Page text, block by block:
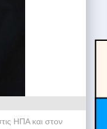
ΗΠΑ και στον